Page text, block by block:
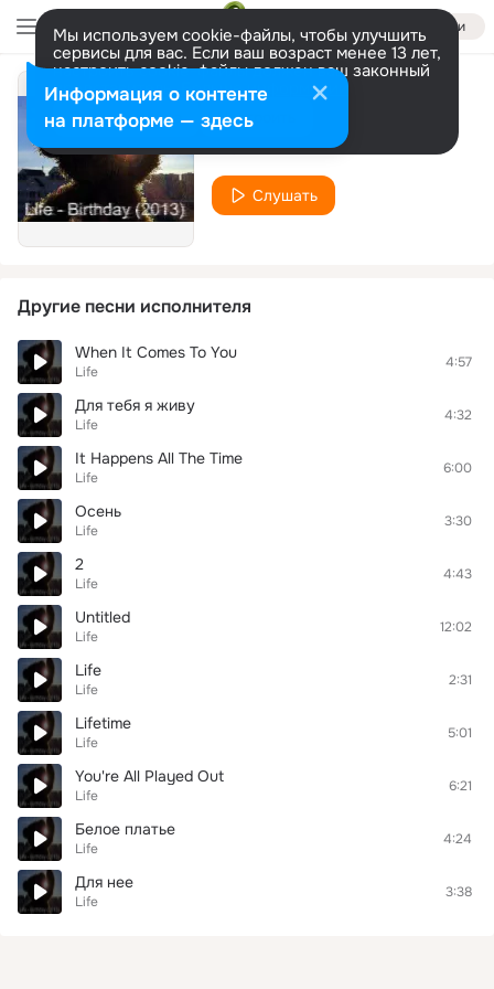
Войти
Мы используем cookie-файлы, чтобы улучшить
сервисы для вас. Если ваш возраст менее 13 лет,
настроить cookie-файлы должен ваш законный
представитель. Больше информации
Разрешить все Настроить
Дождь
Life
Слушать
Другие песни исполнителя
When It Comes To You
Life
4:57
Для тебя я живу
Life
4:32
It Happens All The Time
Life
6:00
Осень
Life
3:30
2
Life
4:43
Untitled
Life
12:02
Life
Life
2:31
Lifetime
Life
5:01
You're All Played Out
Life
6:21
Белое платье
Life
4:24
Для нее
Life
3:38
Информация о контенте
на платформе — здесь